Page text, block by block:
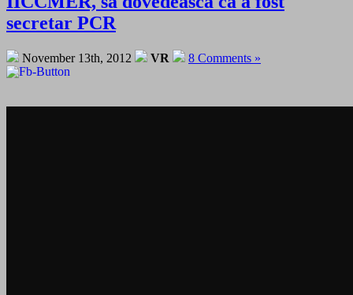
secretar PCR
November 13th, 2012 VR 8 Comments »